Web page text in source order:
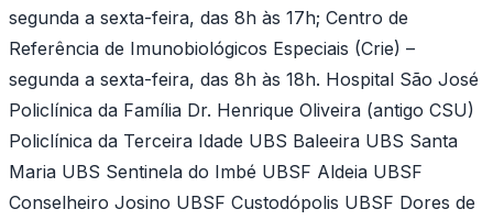
segunda a sexta-feira, das 8h às 17h; Centro de
Referência de Imunobiológicos Especiais (Crie) –
segunda a sexta-feira, das 8h às 18h. Hospital São José
Policlínica da Família Dr. Henrique Oliveira (antigo CSU)
Policlínica da Terceira Idade UBS Baleeira UBS Santa
Maria UBS Sentinela do Imbé UBSF Aldeia UBSF
Conselheiro Josino UBSF Custodópolis UBSF Dores de